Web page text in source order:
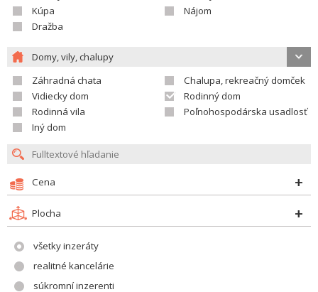
Kúpa
Nájom
Dražba
Domy, vily, chalupy
Záhradná chata
Chalupa, rekreačný domček
Vidiecky dom
Rodinný dom
Rodinná vila
Poľnohospodárska usadlosť
Iný dom
Cena
Plocha
všetky inzeráty
realitné kancelárie
súkromní inzerenti